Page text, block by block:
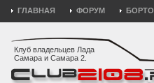
ГЛАВНАЯ ФОРУМ
Клуб владельцев Лада
Самара и Самара 2.